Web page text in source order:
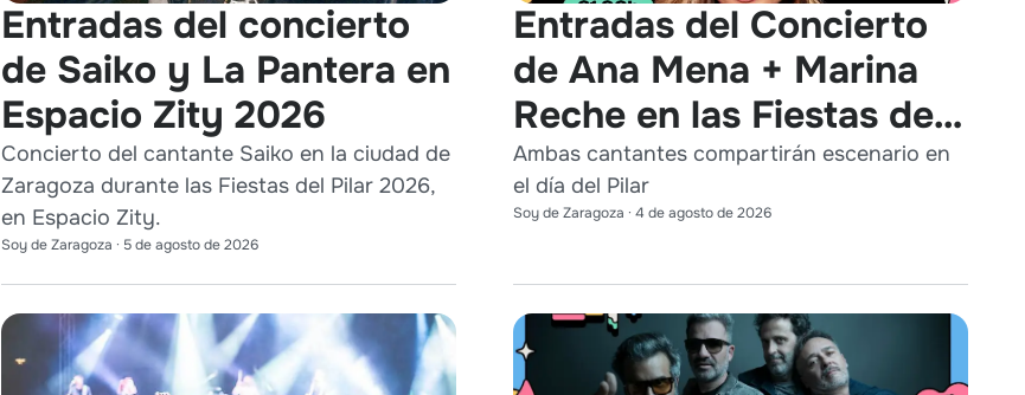
Entradas del concierto
de Saiko y La Pantera en
Espacio Zity 2026
Concierto del cantante Saiko en la ciudad de
Zaragoza durante las Fiestas del Pilar 2026,
en Espacio Zity.
Soy de Zaragoza · 5 de agosto de 2026
Entradas del Concierto
de Ana Mena + Marina
Reche en las Fiestas del
Pilar 2026
Ambas cantantes compartirán escenario en
el día del Pilar
Soy de Zaragoza · 4 de agosto de 2026